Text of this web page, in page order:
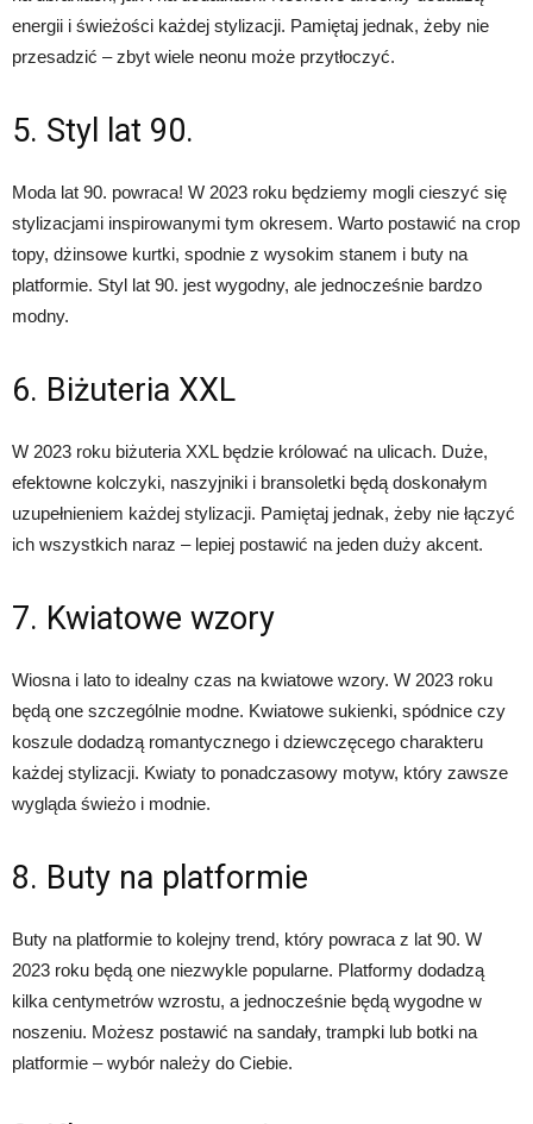
energii i świeżości każdej stylizacji. Pamiętaj jednak, żeby nie
przesadzić – zbyt wiele neonu może przytłoczyć.
5. Styl lat 90.
Moda lat 90. powraca! W 2023 roku będziemy mogli cieszyć się
stylizacjami inspirowanymi tym okresem. Warto postawić na crop
topy, dżinsowe kurtki, spodnie z wysokim stanem i buty na
platformie. Styl lat 90. jest wygodny, ale jednocześnie bardzo
modny.
6. Biżuteria XXL
W 2023 roku biżuteria XXL będzie królować na ulicach. Duże,
efektowne kolczyki, naszyjniki i bransoletki będą doskonałym
uzupełnieniem każdej stylizacji. Pamiętaj jednak, żeby nie łączyć
ich wszystkich naraz – lepiej postawić na jeden duży akcent.
7. Kwiatowe wzory
Wiosna i lato to idealny czas na kwiatowe wzory. W 2023 roku
będą one szczególnie modne. Kwiatowe sukienki, spódnice czy
koszule dodadzą romantycznego i dziewczęcego charakteru
każdej stylizacji. Kwiaty to ponadczasowy motyw, który zawsze
wygląda świeżo i modnie.
8. Buty na platformie
Buty na platformie to kolejny trend, który powraca z lat 90. W
2023 roku będą one niezwykle popularne. Platformy dodadzą
kilka centymetrów wzrostu, a jednocześnie będą wygodne w
noszeniu. Możesz postawić na sandały, trampki lub botki na
platformie – wybór należy do Ciebie.